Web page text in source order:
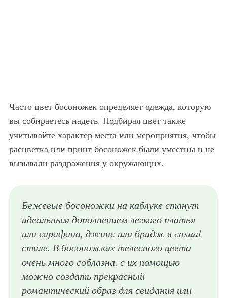
Часто цвет босоножек определяет одежда, которую
вы собираетесь надеть. Подбирая цвет также
учитывайте характер места или мероприятия, чтобы
расцветка или принт босоножек были уместны и не
вызывали раздражения у окружающих.
Бежевые босоножки на каблуке станут
идеальным дополнением легкого платья
или сарафана, джинс или бридж в casual
стиле. В босоножках телесного цвета
очень много соблазна, с их помощью
можно создать прекрасный
романтический образ для свидания или